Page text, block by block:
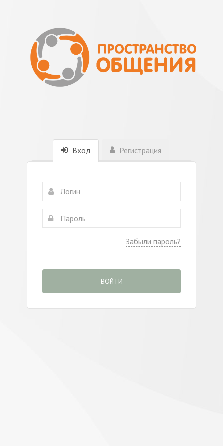
Вход Регистрация
Забыли пароль?
ВОЙТИ